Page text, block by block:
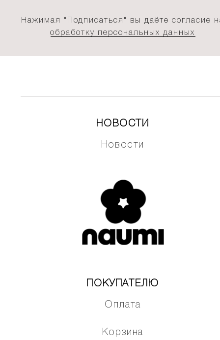
Нажимая "Подписаться" вы даёте согласие
обработку персональных данных
НОВОСТИ
Новости
ПОКУПАТЕЛЮ
Оплата
Корзина